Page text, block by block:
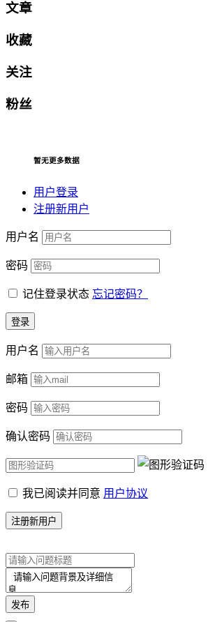
文章
收藏
关注
粉丝
暂无更多数据
用户登录
注册新用户
用户名
密码
记住登录状态 忘记密码？
用户名
邮箱
密码
确认密码
我已阅读并同意 用户协议